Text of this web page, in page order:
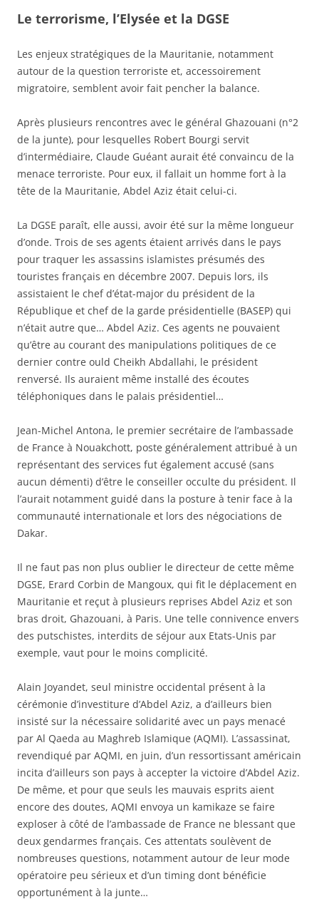
Le terrorisme, l’Elysée et la DGSE
Les enjeux stratégiques de la Mauritanie, notamment
autour de la question terroriste et, accessoirement
migratoire, semblent avoir fait pencher la balance.
Après plusieurs rencontres avec le général Ghazouani (n°2
de la junte), pour lesquelles Robert Bourgi servit
d’intermédiaire, Claude Guéant aurait été convaincu de la
menace terroriste. Pour eux, il fallait un homme fort à la
tête de la Mauritanie, Abdel Aziz était celui-ci.
La DGSE paraît, elle aussi, avoir été sur la même longueur
d’onde. Trois de ses agents étaient arrivés dans le pays
pour traquer les assassins islamistes présumés des
touristes français en décembre 2007. Depuis lors, ils
assistaient le chef d’état-major du président de la
République et chef de la garde présidentielle (BASEP) qui
n’était autre que… Abdel Aziz. Ces agents ne pouvaient
qu’être au courant des manipulations politiques de ce
dernier contre ould Cheikh Abdallahi, le président
renversé. Ils auraient même installé des écoutes
téléphoniques dans le palais présidentiel…
Jean-Michel Antona, le premier secrétaire de l’ambassade
de France à Nouakchott, poste généralement attribué à un
représentant des services fut également accusé (sans
aucun démenti) d’être le conseiller occulte du président. Il
l’aurait notamment guidé dans la posture à tenir face à la
communauté internationale et lors des négociations de
Dakar.
Il ne faut pas non plus oublier le directeur de cette même
DGSE, Erard Corbin de Mangoux, qui fit le déplacement en
Mauritanie et reçut à plusieurs reprises Abdel Aziz et son
bras droit, Ghazouani, à Paris. Une telle connivence envers
des putschistes, interdits de séjour aux Etats-Unis par
exemple, vaut pour le moins complicité.
Alain Joyandet, seul ministre occidental présent à la
cérémonie d’investiture d’Abdel Aziz, a d’ailleurs bien
insisté sur la nécessaire solidarité avec un pays menacé
par Al Qaeda au Maghreb Islamique (AQMI). L’assassinat,
revendiqué par AQMI, en juin, d’un ressortissant américain
incita d’ailleurs son pays à accepter la victoire d’Abdel Aziz.
De même, et pour que seuls les mauvais esprits aient
encore des doutes, AQMI envoya un kamikaze se faire
exploser à côté de l’ambassade de France ne blessant que
deux gendarmes français. Ces attentats soulèvent de
nombreuses questions, notamment autour de leur mode
opératoire peu sérieux et d’un timing dont bénéficie
opportunément à la junte…